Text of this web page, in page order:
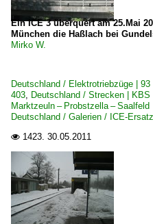
Ein ICE 3 überquert am 25.Mai
München die Haßlach bei
Mirko W.
Deutschland / Elektrotriebzüge |
403, Deutschland / Strecken |
Marktzeuln – Probstzella –
Deutschland / Galerien / ICE-
 1423. 30.05.2011